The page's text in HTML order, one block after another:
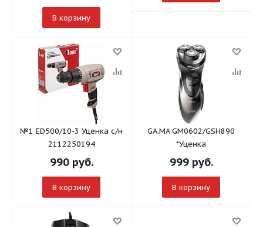
В корзину
№1 ED500/10-3 Уценка с/н
2112250194
990руб.
В корзину
GA.MA GM0602/GSH890
*Уценка
999руб.
В корзину